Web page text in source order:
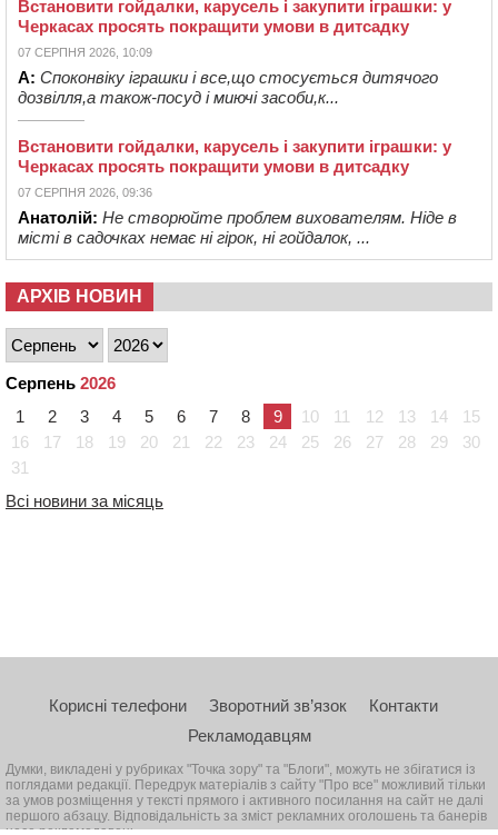
Встановити гойдалки, карусель і закупити іграшки: у
Черкасах просять покращити умови в дитсадку
07 СЕРПНЯ 2026, 10:09
А: Споконвіку іграшки і все,що стосується дитячого
дозвілля,а також-посуд і миючі засоби,к...
Встановити гойдалки, карусель і закупити іграшки: у
Черкасах просять покращити умови в дитсадку
07 СЕРПНЯ 2026, 09:36
Анатолій: Не створюйте проблем вихователям. Ніде в
місті в садочках немає ні гірок, ні гойдалок, ...
АРХІВ НОВИН
Серпень 2026
1
2 3 4 5 6 7 8 9 10 11 12 13 14
15
16
17 18 19 20 21 22 23 24 25 26 27 28 29
30
31
Всі новини за місяць
Корисні телефони Зворотний зв’язок
Контакти
Рекламодавцям
Думки, викладені у рубриках "Точка зору" та "Блоги", можуть не збігатися із
поглядами редакції. Передрук матеріалів з сайту "Про все" можливий тільки
за умов розміщення у тексті прямого і активного посилання на сайт не далі
першого абзацу. Відповідальність за зміст рекламних оголошень та банерів
несе рекламодавець